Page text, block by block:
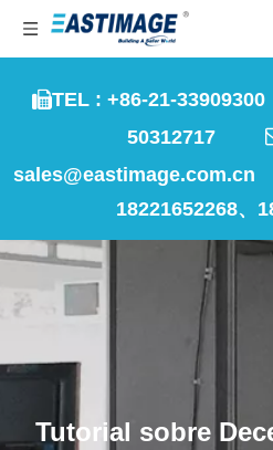
TEL : +86-21-
50312717
sales@eastimage.com.cn
18221652268、
Tutorial sobre